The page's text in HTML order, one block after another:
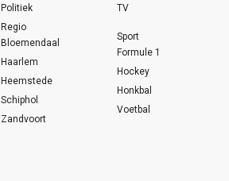
Politiek
Regio
Bloemendaal
Haarlem
Heemstede
Schiphol
Zandvoort
TV
Sport
Formule 1
Hockey
Honkbal
Voetbal